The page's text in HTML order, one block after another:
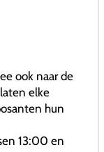
ook naar de
elke
hun
13:00 en